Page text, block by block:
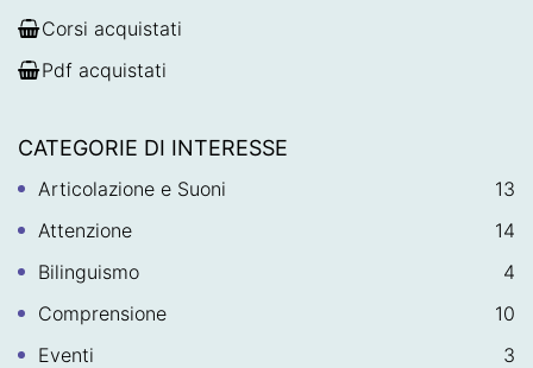
Corsi acquistati
Pdf acquistati
CATEGORIE DI INTERESSE
Articolazione e Suoni
13
Attenzione
14
Bilinguismo
4
Comprensione
10
Eventi
3